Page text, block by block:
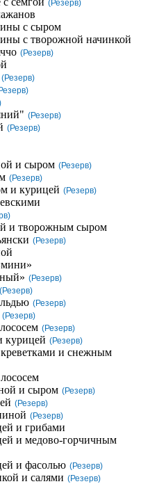
(Резерв)
с сыром
с творожной начинкой
(Резерв)
(Резерв)
(Резерв)
(Резерв)
и сыром (Резерв)
(Резерв)
и курицей (Резерв)
и творожным сыром
(Резерв)
(Резерв)
(Резерв)
(Резерв)
(Резерв)
(Резерв)
курицей (Резерв)
и снежным
и сыром (Резерв)
(Резерв)
(Резерв)
и грибами
и медово-горчичным
и фасолью (Резерв)
и салями (Резерв)